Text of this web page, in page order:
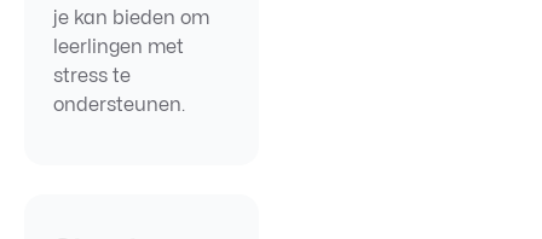
je kan bieden om
leerlingen met
stress te
ondersteunen.